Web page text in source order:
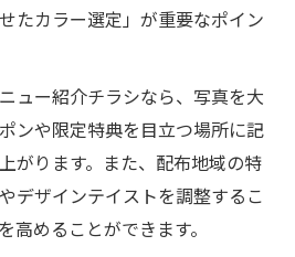
はパワポ活用で自由度アッ
叶えるチラシ作成のコツ
料で時短チラシデザイン
を知って賢く選択
なチラシデザイン術
意識したい注意点とは
たカラー選定」が重要なポイン
ュー紹介チラシなら、写真を大
ンや限定特典を目立つ場所に記
がります。また、配布地域の特
デザインテイストを調整するこ
高めることができます。